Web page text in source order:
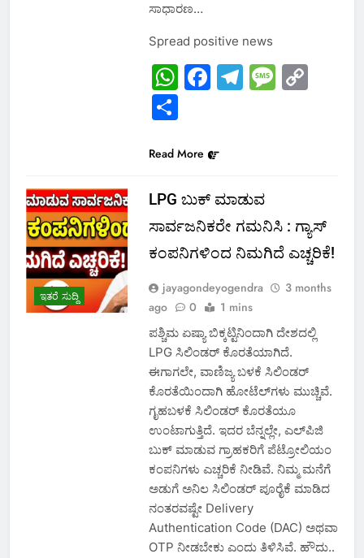
ಸಾಧಾರಣ…
Spread positive news
WhatsApp
Facebook
Telegram
Share
Read More
ಇತರೆ ಸುದ್ದಿ
LPG ಬುಕ್ ಮಾಡುವ
ಸಾರ್ವಜನಿಕರೇ ಗಮನಿಸಿ : ಗ್ಯಾಸ್
ಕಂಪನಿಗಳಿಂದ ನಿಮಗಿದೆ ಎಚ್ಚರಿಕೆ!
jayagondeyogendra
3 months
ago
0 1 mins
ಪಶ್ಚಿಮ ಏಷ್ಯಾ ಬಿಕ್ಕಟ್ಟಿನಿಂದಾಗಿ ದೇಶದಲ್ಲಿ
LPG ಸಿಲಿಂಡರ್ ಕೊರತೆಯಾಗಿದೆ.
ಈಗಾಗಲೇ, ವಾಣಿಜ್ಯ ಬಳಕೆ ಸಿಲಿಂಡರ್
ಕೊರತೆಯಿಂದಾಗಿ ಹೋಟೆಲ್‌ಗಳು ಮುಚ್ಚಿವೆ.
ಗೃಹಬಳಕೆ ಸಿಲಿಂಡರ್ ಕೊರತೆಯೂ
ಉಂಟಾಗುತ್ತಿದೆ. ಇದರ ಬೆನ್ನಲ್ಲೇ, ಎಲ್‌ಪಿಜಿ
ಬುಕ್ ಮಾಡುವ ಗ್ರಾಹಕರಿಗೆ ಪೆಟ್ರೋಲಿಯಂ
ಕಂಪನಿಗಳು ಎಚ್ಚರಿಕೆ ನೀಡಿವೆ. ನಿಮ್ಮ ಮನೆಗೆ
ಅಡುಗೆ ಅನಿಲ ಸಿಲಿಂಡರ್ ಪೂರೈಕೆ ಮಾಡಿದ
ನಂತರವಷ್ಟೇ Delivery
Authentication Code (DAC) ಅಥವಾ
OTP ನೀಡಬೇಕು ಎಂದು ತಿಳಿಸಿವೆ. ಹೌದು..